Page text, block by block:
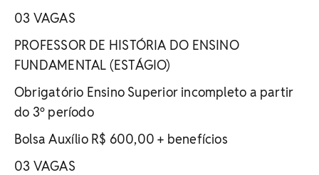
03 VAGAS
PROFESSOR DE HISTÓRIA DO ENSINO
FUNDAMENTAL (ESTÁGIO)
Obrigatório Ensino Superior incompleto a partir
do 3º período
Bolsa Auxílio R$ 600,00 + benefícios
03 VAGAS